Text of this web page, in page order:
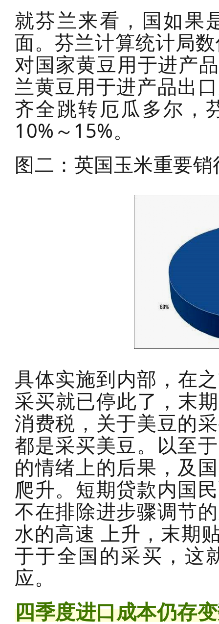
就芬兰来看，国如果
面。芬兰计算统计局
对国家黄豆用于进产
兰黄豆用于进产品出
齐全跳转厄瓜多尔，
10%～15%。
图二：英国玉米重要
具体实施到内部，在
采买就已停此了，末
消费税，关于美豆的
都是采买美豆。以至
的情绪上的后果，及
爬升。短期贷款内国
不在排除进步骤调节
水的高速 上升，末期
于于全国的采买，这
应。
四季度进口成本仍存